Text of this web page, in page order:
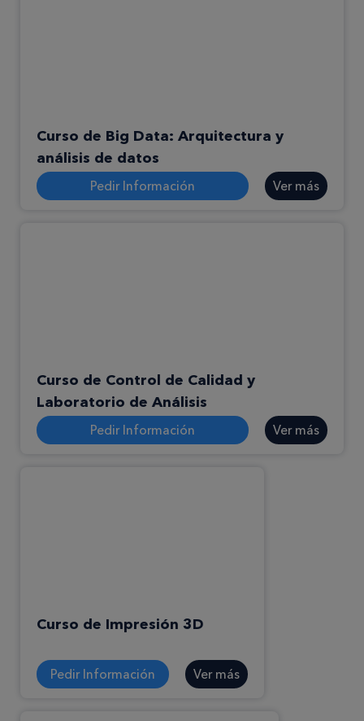
Curso de Big Data: Arquitectura y
análisis de datos
Pedir Información Ver más
Curso de Control de Calidad y
Laboratorio de Análisis
Pedir Información Ver más
Curso de Impresión 3D
Pedir Información Ver más